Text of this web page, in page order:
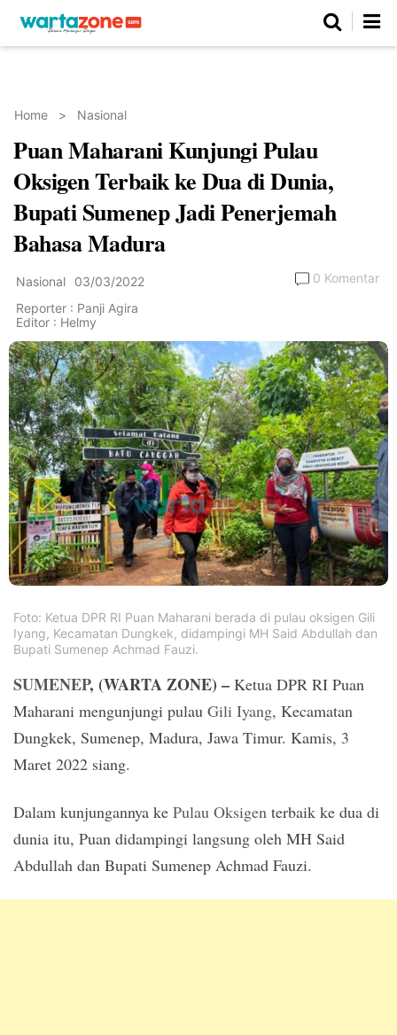
Netizen
©
Copyright
2026
PT.
Balqis
Cyber
Media
Sejahtera
Home > Nasional
Puan Maharani Kunjungi Pulau
Oksigen Terbaik ke Dua di Dunia,
Bupati Sumenep Jadi Penerjemah
Bahasa Madura
Nasional 03/03/2022
0 Komentar
Reporter : Panji Agira
Editor : Helmy
Foto: Ketua DPR RI Puan Maharani berada di pulau oksigen Gili
Iyang, Kecamatan Dungkek, didampingi MH Said Abdullah dan
Bupati Sumenep Achmad Fauzi.
SUMENEP, (WARTA ZONE) – Ketua DPR RI Puan
Maharani mengunjungi pulau Gili Iyang, Kecamatan
Dungkek, Sumenep, Madura, Jawa Timur. Kamis, 3
Maret 2022 siang.
Dalam kunjungannya ke Pulau Oksigen terbaik ke dua di
dunia itu, Puan didampingi langsung oleh MH Said
Abdullah dan Bupati Sumenep Achmad Fauzi.